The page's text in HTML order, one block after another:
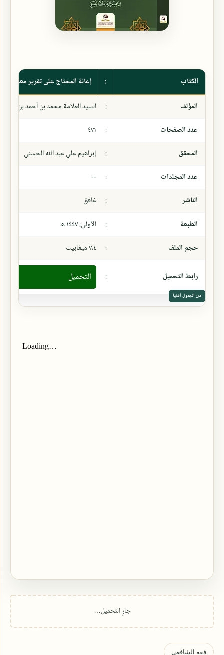
الكتاب :
إعانة المحتاج على تقرير معاني
المؤلف
:
السيد العلامة محمد بن أحمد بن عبد
عدد الصفحات
:
٤٧١
المحقق
:
إبراهيم علي عبد الله الحسني
عدد المجلدات
:
--
الناشر
:
غافق
الطبعة
:
الأولى، ١٤٤٧ ھ
حجم الملف
: ٧،٤ ميغابيت
رابط التحميل : التحميل